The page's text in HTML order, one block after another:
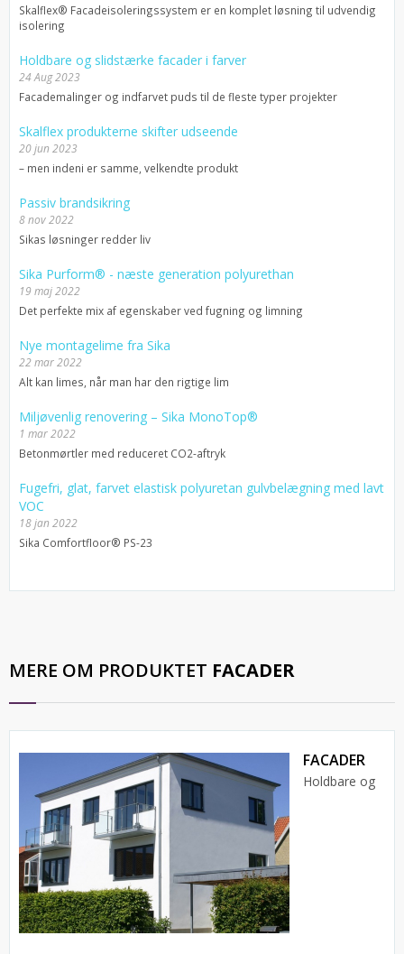
Skalflex® Facadeisoleringssystem er en komplet løsning til udvendig
isolering
Holdbare og slidstærke facader i farver
24 Aug 2023
Facademalinger og indfarvet puds til de fleste typer projekter
Skalflex produkterne skifter udseende
20 jun 2023
– men indeni er samme, velkendte produkt
Passiv brandsikring
8 nov 2022
Sikas løsninger redder liv
Sika Purform® - næste generation polyurethan
19 maj 2022
Det perfekte mix af egenskaber ved fugning og limning
Nye montagelime fra Sika
22 mar 2022
Alt kan limes, når man har den rigtige lim
Miljøvenlig renovering – Sika MonoTop®
1 mar 2022
Betonmørtler med reduceret CO2-aftryk
Fugefri, glat, farvet elastisk polyuretan gulvbelægning med lavt
VOC
18 jan 2022
Sika Comfortfloor® PS-23
MERE OM PRODUKTET FACADER
FACADER
Holdbare og